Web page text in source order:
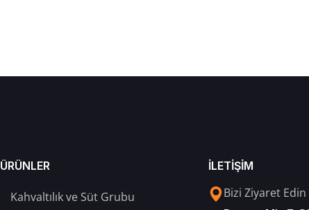
ÜRÜNLER
Kahvaltılık ve Süt Grubu
İLETİŞİM
Bizi Ziyaret Edin